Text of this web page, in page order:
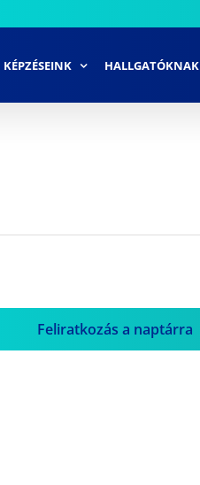
KÉPZÉSEINK HALLGATÓKNAK
Feliratkozás a naptárra